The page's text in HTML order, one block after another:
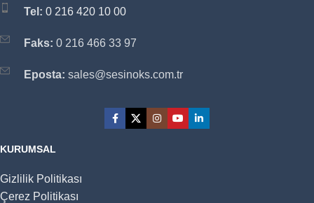
Tel: 0 216 420 10 00
Faks: 0 216 466 33 97
Eposta: sales@sesinoks.com.tr
KURUMSAL
Gizlilik Politikası
Çerez Politikası